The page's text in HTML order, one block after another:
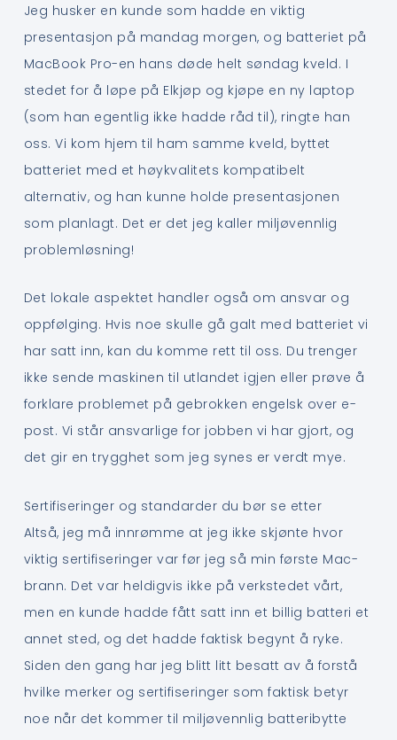
Jeg husker en kunde som hadde en viktig
presentasjon på mandag morgen, og batteriet på
MacBook Pro-en hans døde helt søndag kveld. I
stedet for å løpe på Elkjøp og kjøpe en ny laptop
(som han egentlig ikke hadde råd til), ringte han
oss. Vi kom hjem til ham samme kveld, byttet
batteriet med et høykvalitets kompatibelt
alternativ, og han kunne holde presentasjonen
som planlagt. Det er det jeg kaller miljøvennlig
problemløsning!
Det lokale aspektet handler også om ansvar og
oppfølging. Hvis noe skulle gå galt med batteriet vi
har satt inn, kan du komme rett til oss. Du trenger
ikke sende maskinen til utlandet igjen eller prøve å
forklare problemet på gebrokken engelsk over e-
post. Vi står ansvarlige for jobben vi har gjort, og
det gir en trygghet som jeg synes er verdt mye.
Sertifiseringer og standarder du bør se etter
Altså, jeg må innrømme at jeg ikke skjønte hvor
viktig sertifiseringer var før jeg så min første Mac-
brann. Det var heldigvis ikke på verkstedet vårt,
men en kunde hadde fått satt inn et billig batteri et
annet sted, og det hadde faktisk begynt å ryke.
Siden den gang har jeg blitt litt besatt av å forstå
hvilke merker og sertifiseringer som faktisk betyr
noe når det kommer til miljøvennlig batteribytte